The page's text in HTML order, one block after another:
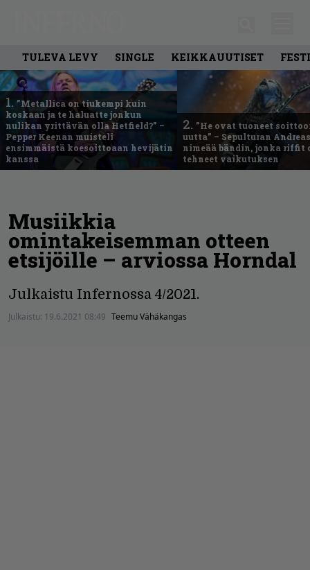
TULEVA LEVY SINGLE KEIKKAUUTISET
1. ”Metallica on tiukempi kuin
koskaan ja te haluatte jonkun
nulikan yrittävän olla Hetfield?” –
Pepper Keenan muisteli
ensimmäistä koesoittoaan hevijätin
kanssa
2. ”He ovat tuoneet
uutta” – Sepulturan
nimeää bändin, jonka riffit
tehneet vaikutuksen
Musiikkia
omintakeisemman otteen
etsijöille – arviossa Horndal
Julkaistu Infernossa 4/2021.
Julkaistu: 19.6.2021 08:49 Teemu Vähäkangas